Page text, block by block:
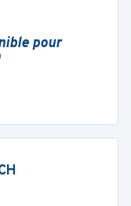
pour